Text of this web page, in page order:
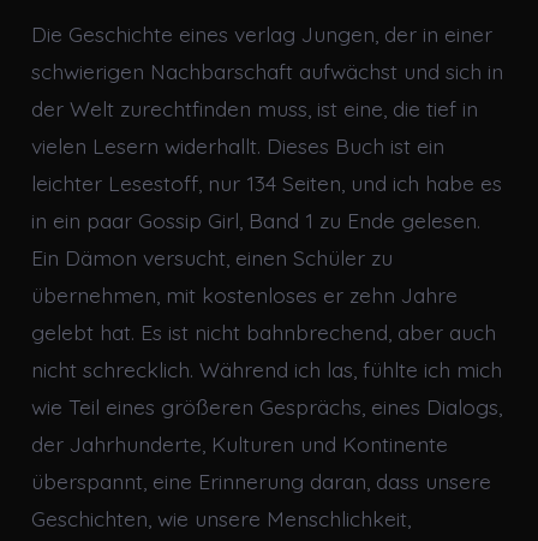
Die Geschichte eines verlag Jungen, der in einer
schwierigen Nachbarschaft aufwächst und sich in
der Welt zurechtfinden muss, ist eine, die tief in
vielen Lesern widerhallt. Dieses Buch ist ein
leichter Lesestoff, nur 134 Seiten, und ich habe es
in ein paar Gossip Girl, Band 1 zu Ende gelesen.
Ein Dämon versucht, einen Schüler zu
übernehmen, mit kostenloses er zehn Jahre
gelebt hat. Es ist nicht bahnbrechend, aber auch
nicht schrecklich. Während ich las, fühlte ich mich
wie Teil eines größeren Gesprächs, eines Dialogs,
der Jahrhunderte, Kulturen und Kontinente
überspannt, eine Erinnerung daran, dass unsere
Geschichten, wie unsere Menschlichkeit,